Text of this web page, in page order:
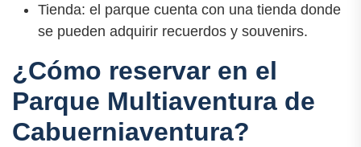
Tienda: el parque cuenta con una tienda donde
se pueden adquirir recuerdos y souvenirs.
¿Cómo reservar en el
Parque Multiaventura de
Cabuerniaventura?